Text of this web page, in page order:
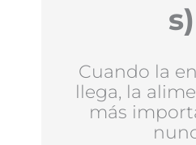
s)
Cuando la
llega, la
más